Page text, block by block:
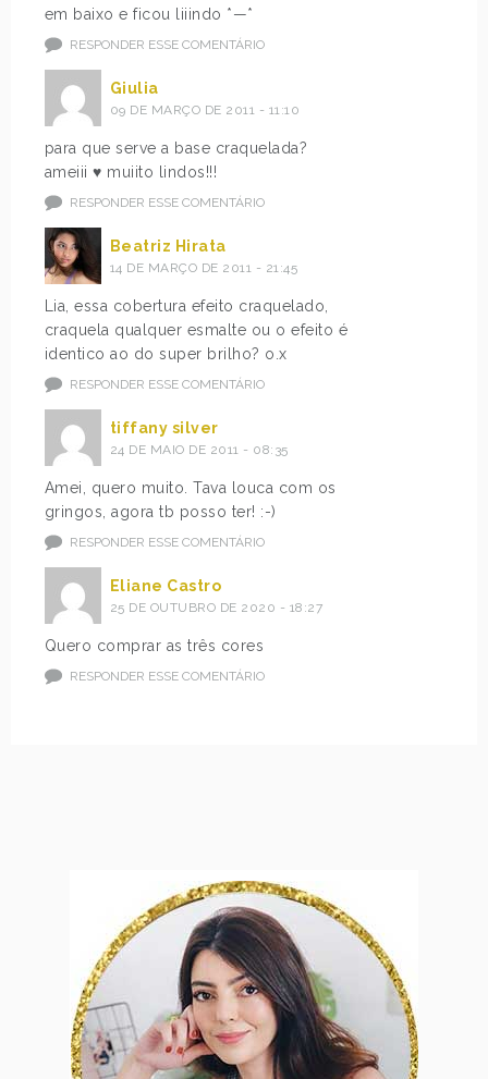
em baixo e ficou liiindo *—*
RESPONDER ESSE COMENTÁRIO
Giulia
09 DE MARÇO DE 2011 - 11:10
para que serve a base craquelada?
ameiii ♥ muiito lindos!!!
RESPONDER ESSE COMENTÁRIO
Beatriz Hirata
14 DE MARÇO DE 2011 - 21:45
Lia, essa cobertura efeito craquelado,
craquela qualquer esmalte ou o efeito é
identico ao do super brilho? o.x
RESPONDER ESSE COMENTÁRIO
tiffany silver
24 DE MAIO DE 2011 - 08:35
Amei, quero muito. Tava louca com os
gringos, agora tb posso ter! :-)
RESPONDER ESSE COMENTÁRIO
Eliane Castro
25 DE OUTUBRO DE 2020 - 18:27
Quero comprar as três cores
RESPONDER ESSE COMENTÁRIO